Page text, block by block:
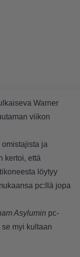
Warner
viikon
ja
kertoi, että
löytyy
pc:llä jopa
Asylumin pc-
myi kultaan